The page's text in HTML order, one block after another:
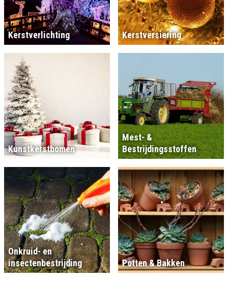
Kerstverlichting Kerstversiering
Kunstkerstbomen
Mest- &
Bestrijdingsstoffen
Onkruid- en
insectenbestrijding
Potten & Bakken